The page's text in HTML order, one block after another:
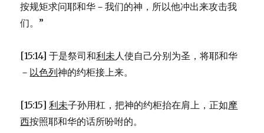
按规矩求问耶和华－我们的神，所以他冲出来攻击我
们。”
[15:14] 于是祭司和利未人使自己分别为圣，将耶和华
－ 以色列神的约柜接上来。
[15:15]利未子孙用杠，把神的约柜抬在肩上，正如摩
西按照耶和华的话所吩咐的。